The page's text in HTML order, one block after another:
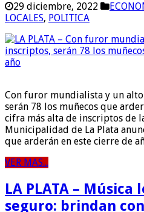
29 diciembre, 2022
LOCALES, POLITICA
Con furor mundialista y un
serán 78 los muñecos que
cifra más alta de inscriptos de
Municipalidad de La Plata
que arderán en este cierre de
VER MAS...
LA PLATA –
seguro: brindan